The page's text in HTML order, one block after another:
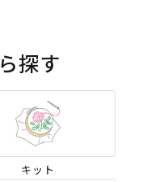
探す
キット